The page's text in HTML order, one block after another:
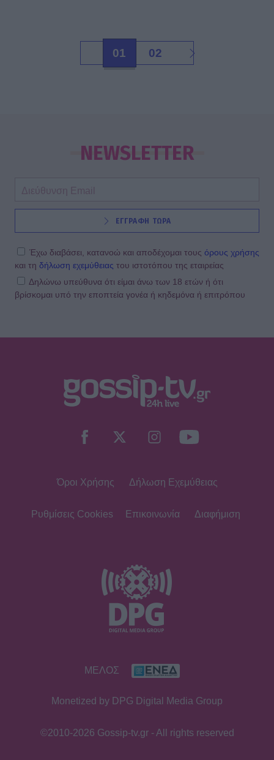
01 02
NEWSLETTER
ΕΓΓΡΑΦΗ ΤΩΡΑ
Έχω διαβάσει, κατανοώ και αποδέχομαι τους όρους χρήσης
και τη δήλωση εχεμύθειας του ιστοτόπου της εταιρείας
Δηλώνω υπεύθυνα ότι είμαι άνω των 18 ετών ή ότι
βρίσκομαι υπό την εποπτεία γονέα ή κηδεμόνα ή επιτρόπου
Όροι Χρήσης Δήλωση Εχεμύθειας
Ρυθμίσεις Cookies Επικοινωνία Διαφήμιση
ΜΕΛΟΣ
Monetized by DPG Digital Media Group
©2010-2026 Gossip-tv.gr - All rights reserved